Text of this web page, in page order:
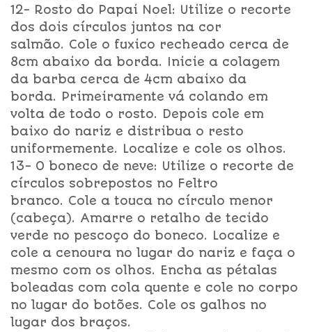
12- Rosto do Papai Noel: Utilize o recorte
dos dois círculos juntos na cor
salmão. Cole o fuxico recheado cerca de
8cm abaixo da borda. Inicie a colagem
da barba cerca de 4cm abaixo da
borda. Primeiramente vá colando em
volta de todo o rosto. Depois cole em
baixo do nariz e distribua o resto
uniformemente. Localize e cole os olhos.
13- O boneco de neve: Utilize o recorte de
círculos sobrepostos no Feltro
branco. Cole a touca no círculo menor
(cabeça). Amarre o retalho de tecido
verde no pescoço do boneco. Localize e
cole a cenoura no lugar do nariz e faça o
mesmo com os olhos. Encha as pétalas
boleadas com cola quente e cole no corpo
no lugar do botões. Cole os galhos no
lugar dos braços.